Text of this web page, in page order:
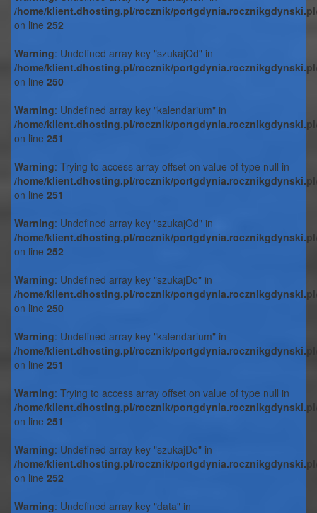
/home/klient.dhosting.pl/rocznik/
on line 252
Warning: Undefined array key "szukajOd" in
/home/klient.dhosting.pl/rocznik/
on line 250
Warning: Undefined array key "kalendarium" in
/home/klient.dhosting.pl/rocznik/
on line 251
Warning: Trying to access array offset on value of type null in
/home/klient.dhosting.pl/rocznik/
on line 251
Warning: Undefined array key "szukajOd" in
/home/klient.dhosting.pl/rocznik/
on line 252
Warning: Undefined array key "szukajDo" in
/home/klient.dhosting.pl/rocznik/
on line 250
Warning: Undefined array key "kalendarium" in
/home/klient.dhosting.pl/rocznik/
on line 251
Warning: Trying to access array offset on value of type null in
/home/klient.dhosting.pl/rocznik/
on line 251
Warning: Undefined array key "szukajDo" in
/home/klient.dhosting.pl/rocznik/
on line 252
Warning: Undefined array key "data" in